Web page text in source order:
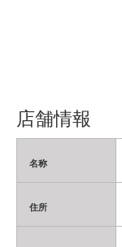
店舗情報
名称
住所